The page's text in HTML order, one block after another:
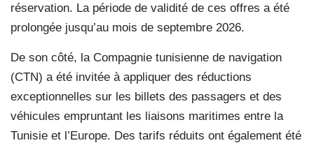
réservation. La période de validité de ces offres a été
prolongée jusqu’au mois de septembre 2026.
De son côté, la Compagnie tunisienne de navigation
(CTN) a été invitée à appliquer des réductions
exceptionnelles sur les billets des passagers et des
véhicules empruntant les liaisons maritimes entre la
Tunisie et l’Europe. Des tarifs réduits ont également été